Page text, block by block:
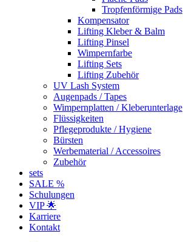
Tropfenförmige Pads
Kompensator
Lifting Kleber & Balm
Lifting Pinsel
Wimpernfarbe
Lifting Sets
Lifting Zubehör
UV Lash System
Augenpads / Tapes
Wimpernplatten / Kleberunterlage
Flüssigkeiten
Pflegeprodukte / Hygiene
Bürsten
Werbematerial / Accessoires
Zubehör
sets
SALE %
Schulungen
VIP 🌟
Karriere
Kontakt